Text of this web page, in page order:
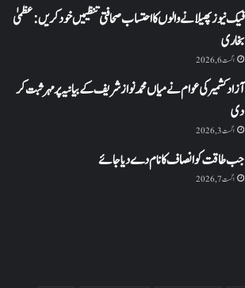
فیک نیوز پھیلانے والوں کا احتساب صحافتی تنظیمیں خود کریں: عظمیٰ
بخاری
اگست 6, 2026
آزاد کشمیر کی عوام نے میاں محمد نواز شریف کے بیانیہ پر مہر ثبت کر
دی
اگست 3, 2026
جب طاقت کو انصاف کا نام دے دیا جائے
اگست 7, 2026